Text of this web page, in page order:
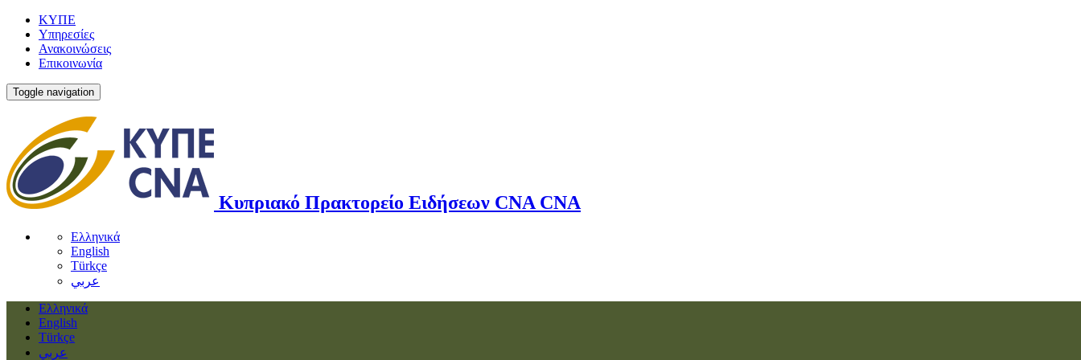
ΚΥΠΕ
Υπηρεσίες
Ανακοινώσεις
Επικοινωνία
Toggle navigation
Κυπριακό Πρακτορείο Ειδήσεων CNA CNA
Ελληνικά
English
Türkçe
عربي
Ελληνικά
English
Türkçe
عربي